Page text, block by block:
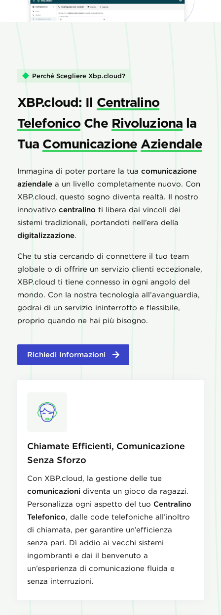
Perché Scegliere Xbp.cloud?
XBP.cloud: Il Centralino
TelefonicoChe Rivoluziona la
Tua Comunicazione Aziendale
Immagina di poter portare la tua comunicazione
aziendale a un livello completamente nuovo. Con
XBP.cloud, questo sogno diventa realtà. Il nostro
innovativo centralino ti libera dai vincoli dei
sistemi tradizionali, portandoti nell’era della
digitalizzazione.
Che tu stia cercando di connettere il tuo team
globale o di offrire un servizio clienti eccezionale,
XBP.cloud ti tiene connesso in ogni angolo del
mondo. Con la nostra tecnologia all’avanguardia,
godrai di un servizio ininterrotto e flessibile,
proprio quando ne hai più bisogno.
Richiedi Informazioni
Chiamate Efficienti, Comunicazione
Senza Sforzo
Con XBP.cloud, la gestione delle tue
comunicazioni diventa un gioco da ragazzi.
Personalizza ogni aspetto del tuo Centralino
Telefonico, dalle code telefoniche all’inoltro
di chiamata, per garantire un’efficienza
senza pari. Dì addio ai vecchi sistemi
ingombranti e dai il benvenuto a
un’esperienza di comunicazione fluida e
senza interruzioni.